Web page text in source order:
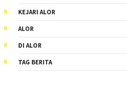
KEJARI ALOR
ALOR
DI ALOR
TAG BERITA